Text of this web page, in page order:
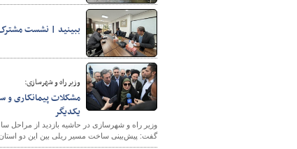
ببینید | نشست مشترک
وزیر راه و شهرسازی:
مشکلات پیمانکاری و
یکدیگر
وزیر راه و شهرسازی در حاشیه بازدید از مراحل
گفت: پیش‌بینی ساخت مسیر ریلی بین این دو استان